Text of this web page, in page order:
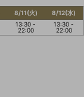
8/11(火)
13:30 -
22:00
8/12(水)
13:30 -
22:00